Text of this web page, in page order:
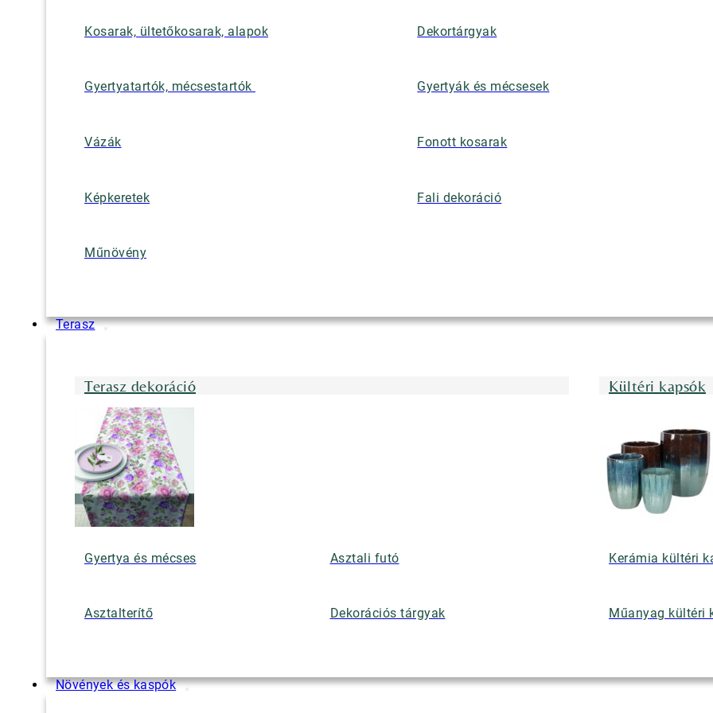
Kosarak, ültetőkosarak, alapok Dekortárgyak
Gyertyatartók, mécsestartók Gyertyák és mécsesek
Vázák Fonott kosarak
Képkeretek Fali dekoráció
Műnövény
Terasz
Terasz dekoráció
Gyertya és mécses Asztali futó
Asztalterítő Dekorációs tárgyak
Kültéri kapsók
Kerámia kültéri
Műanyag kültéri
Növények és kaspók